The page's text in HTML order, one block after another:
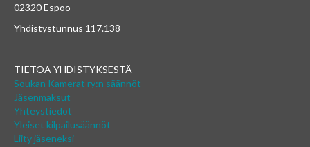
02320 Espoo
Yhdistystunnus 117.138
TIETOA YHDISTYKSESTÄ
Soukan Kamerat ry:n säännöt
Jäsenmaksut
Yhteystiedot
Yleiset kilpailusäännöt
Liity jäseneksi